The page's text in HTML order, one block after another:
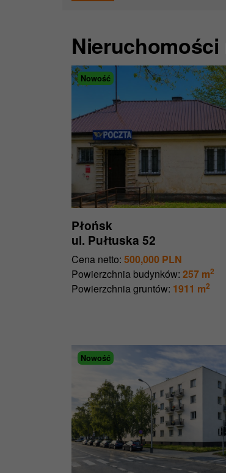
Nieruchomości
Nowość
Płońsk
ul. Pułtuska 52
Cena netto: 500,000 PLN
Powierzchnia budynków: 257 m2
Powierzchnia gruntów: 1911 m2
Nowość